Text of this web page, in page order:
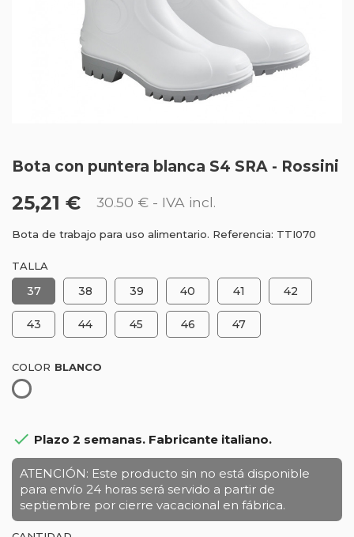
Bota con puntera blanca S4 SRA - Rossini
25,21 € 30.50 € - IVA incl.
Bota de trabajo para uso alimentario. Referencia: TTI070
TALLA
37 38 39 40 41 42
43 44 45 46 47
COLOR
Blanco
 Plazo 2 semanas. Fabricante italiano.
ATENCIÓN: Este producto sin no está disponible
para envío 24 horas será servido a partir de
septiembre por cierre vacacional en fábrica.